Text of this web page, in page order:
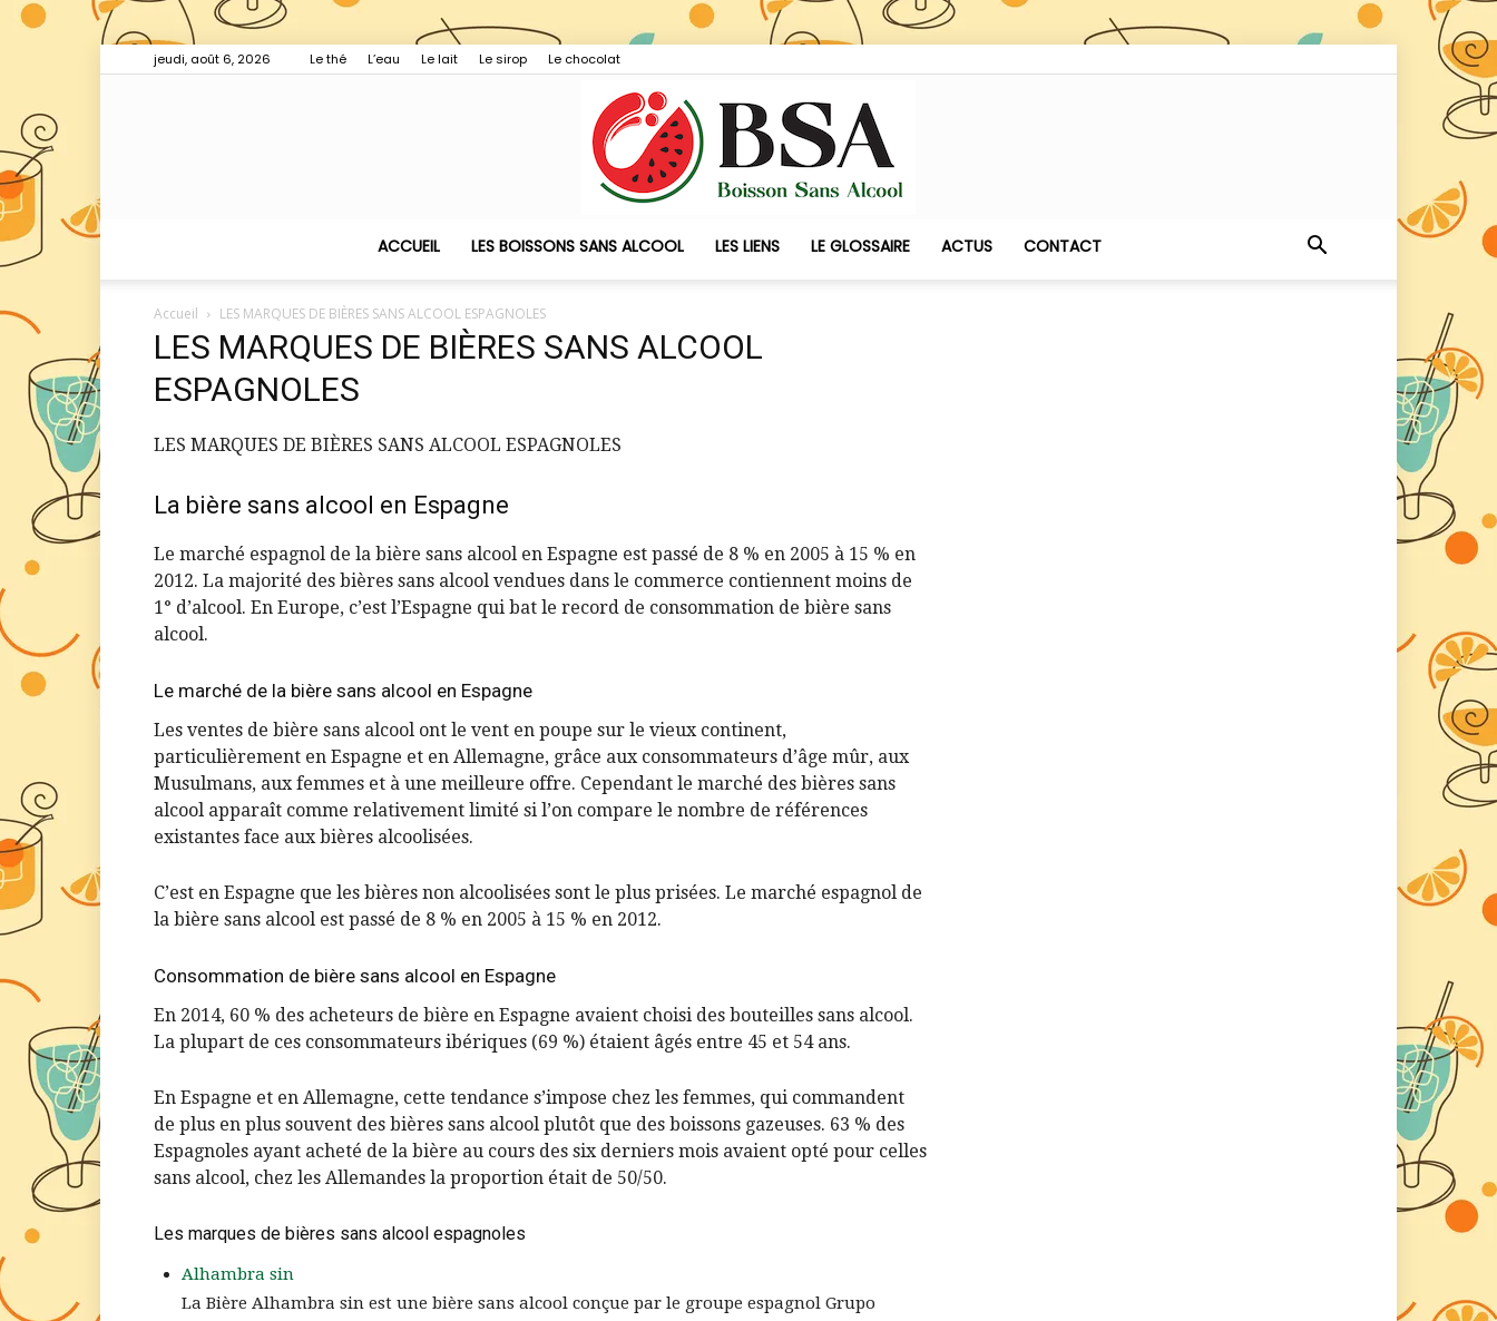
jeudi, août 6, 2026 Le thé L’eau Le lait Le sirop Le chocolat
Alcool
ACCUEIL LES BOISSONS SANS ALCOOL LES LIENS LE GLOSSAIRE ACTUS CONTACT
Accueil LES MARQUES DE BIÈRES SANS ALCOOL ESPAGNOLES
LES MARQUES DE BIÈRES SANS ALCOOL
ESPAGNOLES
LES MARQUES DE BIÈRES SANS ALCOOL ESPAGNOLES
La bière sans alcool en Espagne
Le marché espagnol de la bière sans alcool en Espagne est passé de 8 % en 2005 à 15 % en
2012. La majorité des bières sans alcool vendues dans le commerce contiennent moins de
1° d’alcool. En Europe, c’est l’Espagne qui bat le record de consommation de bière sans
alcool.
Le marché de la bière sans alcool en Espagne
Les ventes de bière sans alcool ont le vent en poupe sur le vieux continent,
particulièrement en Espagne et en Allemagne, grâce aux consommateurs d’âge mûr, aux
Musulmans, aux femmes et à une meilleure offre. Cependant le marché des bières sans
alcool apparaît comme relativement limité si l’on compare le nombre de références
existantes face aux bières alcoolisées.
C’est en Espagne que les bières non alcoolisées sont le plus prisées. Le marché espagnol de
la bière sans alcool est passé de 8 % en 2005 à 15 % en 2012.
Consommation de bière sans alcool en Espagne
En 2014, 60 % des acheteurs de bière en Espagne avaient choisi des bouteilles sans alcool.
La plupart de ces consommateurs ibériques (69 %) étaient âgés entre 45 et 54 ans.
En Espagne et en Allemagne, cette tendance s’impose chez les femmes, qui commandent
de plus en plus souvent des bières sans alcool plutôt que des boissons gazeuses. 63 % des
Espagnoles ayant acheté de la bière au cours des six derniers mois avaient opté pour celles
sans alcool, chez les Allemandes la proportion était de 50/50.
Les marques de bières sans alcool espagnoles
Alhambra sin
La Bière Alhambra sin est une bière sans alcool conçue par le groupe espagnol Grupo